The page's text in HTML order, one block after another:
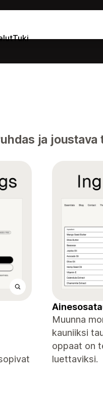
Tuki
ja
Muunna
kauniiksi
oppaat on
luettaviksi.